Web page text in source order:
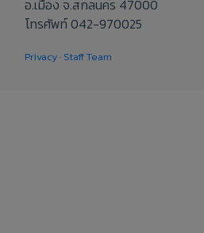
อ.เมือง จ.สกลนคร 47000
โทรศัพท์ 042-970025
Privacy· Staff Team